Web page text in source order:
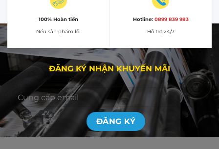
100% Hoàn tiền
Nếu sản phẩm lỗi
Hotline: 0899 839 983
Hỗ trợ 24/7
ĐĂNG KÝ NHẬN KHUYẾN MÃI